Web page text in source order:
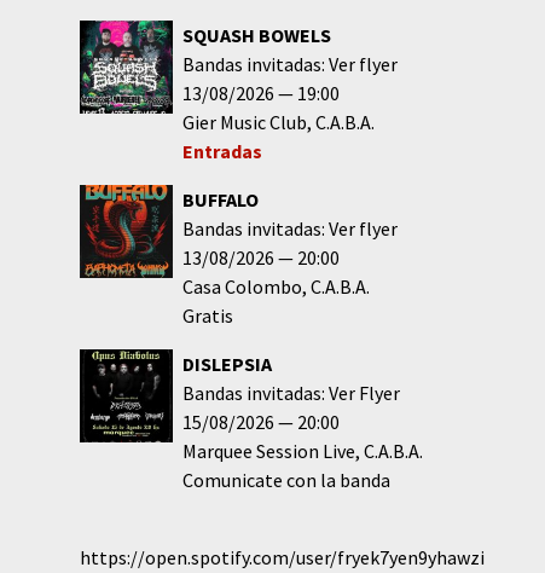
SQUASH BOWELS
Bandas invitadas: Ver flyer
13/08/2026
19:00
Gier Music Club C.A.B.A.
Entradas
BUFFALO
Bandas invitadas: Ver flyer
13/08/2026
20:00
Casa Colombo C.A.B.A.
Gratis
DISLEPSIA
Bandas invitadas: Ver Flyer
15/08/2026
20:00
Marquee Session Live C.A.B.A.
Comunicate con la banda
https://open.spotify.com/user/fryek7yen9yhawzi